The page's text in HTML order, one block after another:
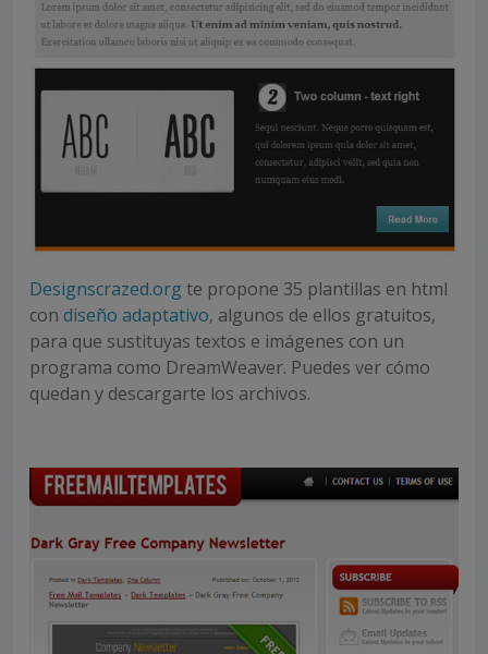
Designscrazed.org te propone 35 plantillas en html
con diseño adaptativo, algunos de ellos gratuitos,
para que sustituyas textos e imágenes con un
programa como DreamWeaver. Puedes ver cómo
quedan y descargarte los archivos.